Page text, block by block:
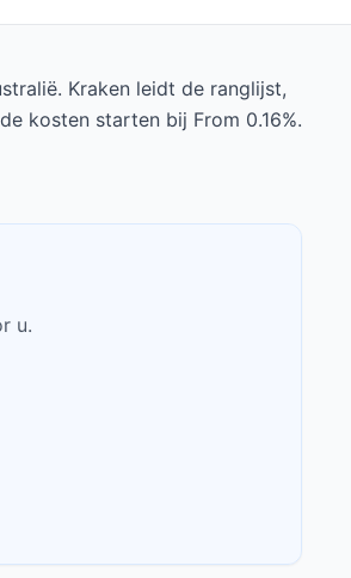
Kraken leidt de ranglijst,
kosten starten bij From 0.16%.
u.